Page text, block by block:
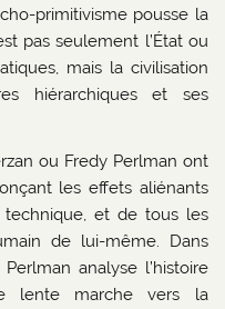
primitivisme pousse la
pas seulement l’État ou
mais la civilisation
hiérarchiques et ses
ou Fredy Perlman ont
les effets aliénants
et de tous les
de lui-même. Dans
analyse l’histoire
lente marche vers la